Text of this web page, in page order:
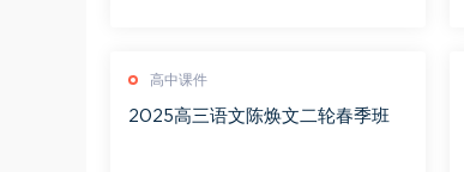
高中课件
2025高三语文陈焕文二轮春季班